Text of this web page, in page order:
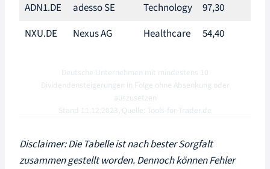
ADN1.DE adesso SE Technology 97,30
NXU.DE
Nexus AG Healthcare 54,40
Deutsche Unternehmen mit mindestens 10
Dividendensteigerungen in Folge ohne Absenkung oder
auszusetzen
Stand 11.12.2023, Quelle: Tools-for-Trader.de
Disclaimer: Die Tabelle ist nach bester Sorgfalt
zusammen gestellt worden. Dennoch können Fehler